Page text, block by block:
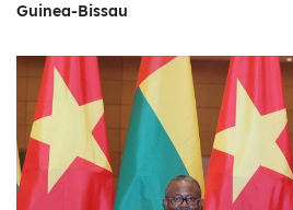
Guinea-Bissau